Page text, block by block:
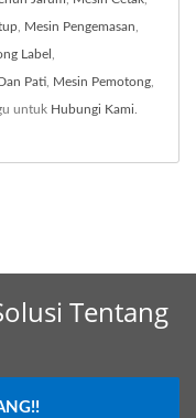
Mesin Pengemasan
Label
Pati Mesin Pemotong
untuk Hubungi Kami
Tentang